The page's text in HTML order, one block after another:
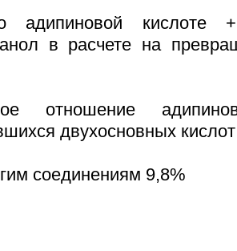
кислоте +
в расчете на
отношение
двухосновных
соединениям 9,8%